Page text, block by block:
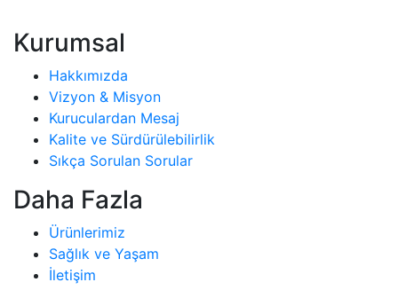
Kurumsal
Hakkımızda
Vizyon & Misyon
Kuruculardan Mesaj
Kalite ve Sürdürülebilirlik
Sıkça Sorulan Sorular
Daha Fazla
Ürünlerimiz
Sağlık ve Yaşam
İletişim